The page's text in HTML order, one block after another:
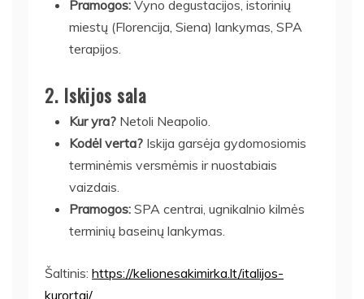
Pramogos: Vyno degustacijos, istorinių
miestų (Florencija, Siena) lankymas, SPA
terapijos.
2. Iskijos sala
Kur yra? Netoli Neapolio.
Kodėl verta? Iskija garsėja gydomosiomis
terminėmis versmėmis ir nuostabiais
vaizdais.
Pramogos: SPA centrai, ugnikalnio kilmės
terminių baseinų lankymas.
Šaltinis: https://kelionesakimirka.lt/italijos-
kurortai/